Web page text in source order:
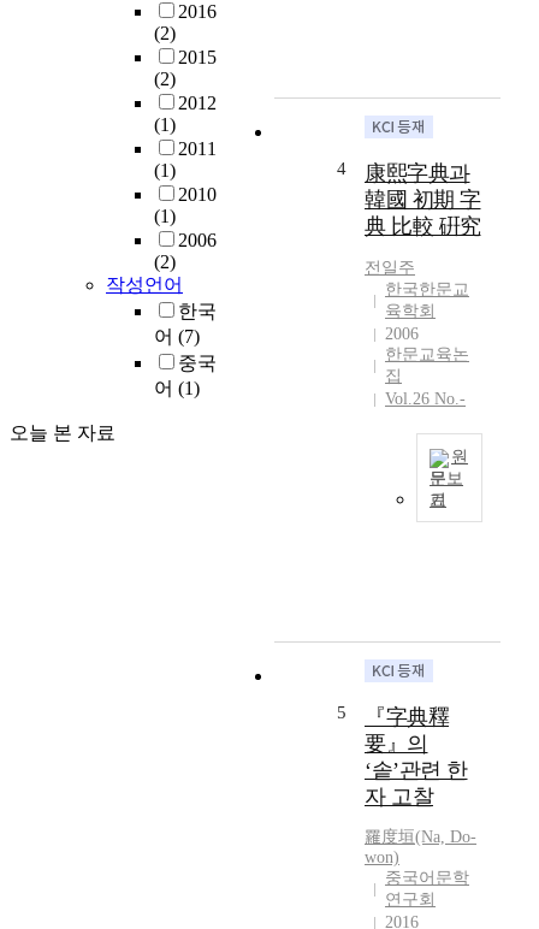
2016
(2)
2015
(2)
2012
(1)
2011
(1)
2010
(1)
2006
(2)
작성언어
한국
어 (7)
중국
어 (1)
오늘 본 자료
그
im
4
康熙字典과
韓國 初期 字
典 比較 硏究
전일주
한국한문교
육학회
2006
한문교육논
집
Vol.26 No.-
원
문보
기
5
『字典釋
要』의
‘솥’관련 한
자 고찰
羅度垣(Na, Do-
won)
중국어문학
연구회
2016